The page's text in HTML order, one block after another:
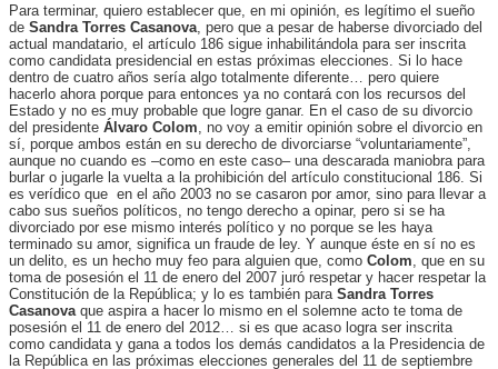
Para terminar, quiero establecer que, en mi opinión, es legítimo el sueño
de Sandra Torres Casanova , pero que a pesar de haberse divorciado del
actual mandatario, el artículo 186 sigue inhabilitándola para ser inscrita
como candidata presidencial en estas próximas elecciones. Si lo hace
dentro de cuatro años sería algo totalmente diferente… pero quiere
hacerlo ahora porque para entonces ya no contará con los recursos del
Estado y no es muy probable que logre ganar. En el caso de su divorcio
del presidente Álvaro Colom , no voy a emitir opinión sobre el divorcio en
sí, porque ambos están en su derecho de divorciarse “voluntariamente”,
aunque no cuando es –como en este caso– una descarada maniobra para
burlar o jugarle la vuelta a la prohibición del artículo constitucional 186. Si
es verídico que en el año 2003 no se casaron por amor, sino para llevar a
cabo sus sueños políticos, no tengo derecho a opinar, pero si se ha
divorciado por ese mismo interés político y no porque se les haya
terminado su amor, significa un fraude de ley. Y aunque éste en sí no es
un delito, es un hecho muy feo para alguien que, como Colom , que en su
toma de posesión el 11 de enero del 2007 juró respetar y hacer respetar la
Constitución de la República; y lo es también para Sandra Torres
Casanova que aspira a hacer lo mismo en el solemne acto te toma de
posesión el 11 de enero del 2012… si es que acaso logra ser inscrita
como candidata y gana a todos los demás candidatos a la Presidencia de
la República en las próximas elecciones generales del 11 de septiembre